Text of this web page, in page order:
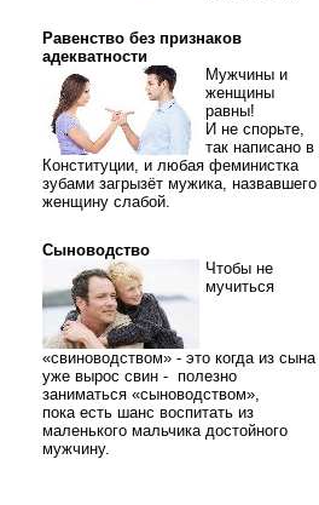
Равенство без признаков
адекватности
Мужчины и
женщины
равны!
И не спорьте,
так написано в
Конституции, и любая феминистка
зубами загрызёт мужика, назвавшего
женщину слабой.
Сыноводство
Чтобы не
мучиться
«свиноводством» - это когда из сына
уже вырос свин - полезно
заниматься «сыноводством»,
пока есть шанс воспитать из
маленького мальчика достойного
мужчину.